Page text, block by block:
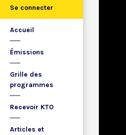
Se connecter
Accueil
Émissions
Grille des
programmes
Recevoir KTO
Articles et